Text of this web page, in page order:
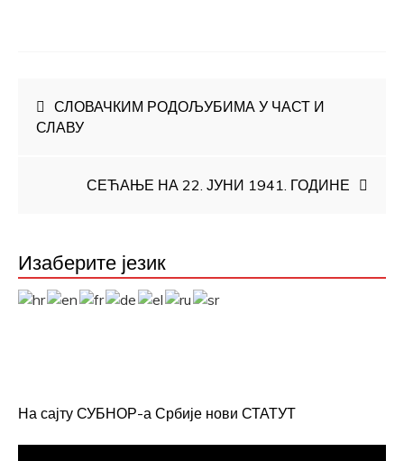
Кретање
чланка
СЛОВАЧКИМ РОДОЉУБИМА У ЧАСТ И
СЛАВУ
СЕЋАЊЕ НА 22. ЈУНИ 1941. ГОДИНЕ
Изаберите језик
На сајту СУБНОР-а Србије нови СТАТУТ